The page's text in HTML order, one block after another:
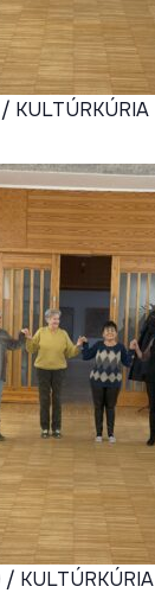
KULTÚRKÚRIA
KULTÚRKÚRIA